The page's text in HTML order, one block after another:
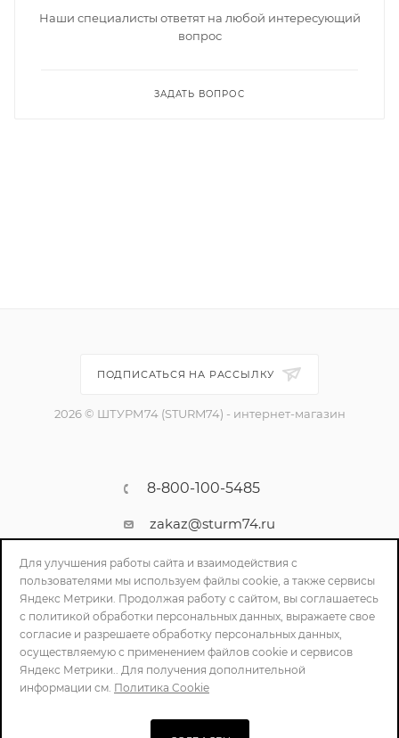
Наши специалисты ответят на любой интересующий
вопрос
ЗАДАТЬ ВОПРОС
ПОДПИСАТЬСЯ НА РАССЫЛКУ
2026 © ШТУРМ74 (STURM74) - интернет-магазин
8-800-100-5485
zakaz@sturm74.ru
г. Челябинск, ул. Стартовая 34/1
ПОЛИТИКА КОНФИДЕНЦИАЛЬНОСТИ
Для улучшения работы сайта и взаимодействия с
пользователями мы используем файлы cookie, а также сервисы
Яндекс Метрики. Продолжая работу с сайтом, вы соглашаетесь
с политикой обработки персональных данных, выражаете свое
согласие и разрешаете обработку персональных данных,
осуществляемую с применением файлов cookie и сервисов
Яндекс Метрики.. Для получения дополнительной
информации см. Политика Cookie